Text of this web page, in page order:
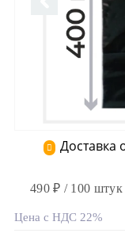
Доставка
490 ₽ / 100 штук
Цена с НДС 22%